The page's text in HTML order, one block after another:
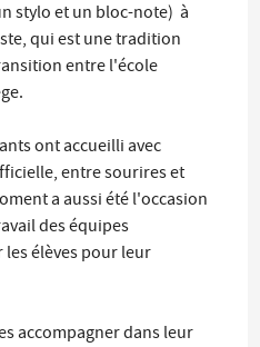
stylo et un bloc-note) à
qui est une tradition
entre l'école
ont accueilli avec
entre sourires et
a aussi été l'occasion
des équipes
élèves pour leur
accompagner dans leur